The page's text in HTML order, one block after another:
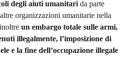
degli aiuti umanitarida parte
organizzazioni umanitarie nella
un embargo totale sulle armi,
illegalmente, l’imposizione di
e la fine dell’occupazione illegale